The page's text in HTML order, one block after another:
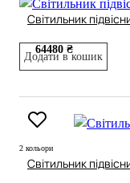
Світильник
64480 ₴
Додати в кошик
2 кольори
Світильник